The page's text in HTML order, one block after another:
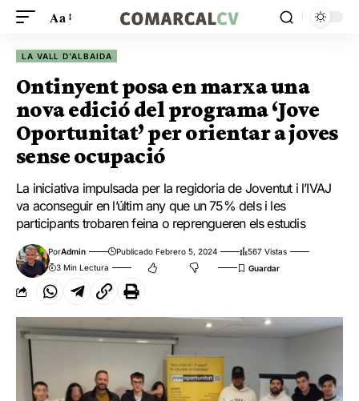
Aa
LA VALL D'ALBAIDA
Ontinyent posa en marxa una
nova edició del programa ‘Jove
Oportunitat’ per orientar a joves
sense ocupació
La iniciativa impulsada per la regidoria de Joventut i l’IVAJ
va aconseguir en l’últim any que un 75% dels i les
participants trobaren feina o reprengueren els estudis
PorAdmin Publicado Febrero 5, 2024
567 Vistas
3 Min Lectura